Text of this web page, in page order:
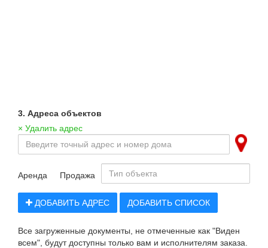
3. Адреса объектов
× Удалить адрес
Аренда Продажа
ДОБАВИТЬ АДРЕС ДОБАВИТЬ СПИСОК
Все загруженные документы, не отмеченные как "Виден
всем", будут доступны только вам и исполнителям заказа.